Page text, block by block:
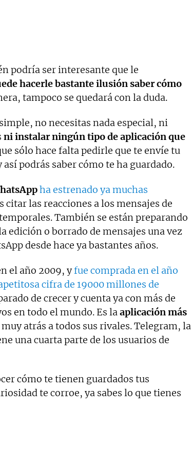
podría ser interesante que le
hacerle bastante ilusión saber cómo
tampoco se quedará con la duda.
no necesitas nada especial, ni
ni instalar ningún tipo de aplicación que
sólo hace falta pedirle que te envíe tu
podrás saber cómo te ha guardado.
ha estrenado ya muchas
citar las reacciones a los mensajes de
También se están preparando
edición o borrado de mensajes una vez
desde hace ya bastantes años.
el año 2009, yfue comprada en el año
cifra de 19000 millones de
de crecer y cuenta ya con más de
en todo el mundo. Es la aplicación más
atrás a todos sus rivales. Telegram, la
una cuarta parte de los usuarios de
cómo te tienen guardados tus
te corroe, ya sabes lo que tienes